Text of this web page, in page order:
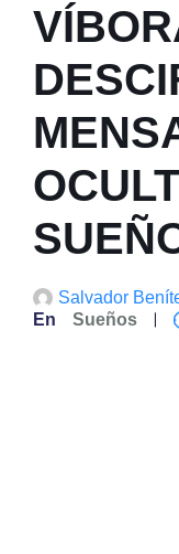
Salvador
En
Sueños